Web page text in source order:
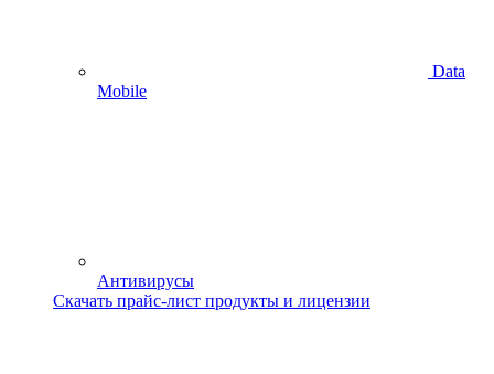
Data
Mobile
Антивирусы
Скачать прайс-лист продукты и лицензии